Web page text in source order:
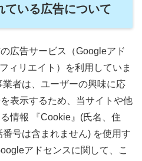
ている広告について
広告サービス（Googleアド
ィリエイト）を利用していま
者は、ユーザーの興味に応
表示するため、当サイトや他
情報 『Cookie』(氏名、住
号は含まれません) を使用す
アドセンスに関して、こ